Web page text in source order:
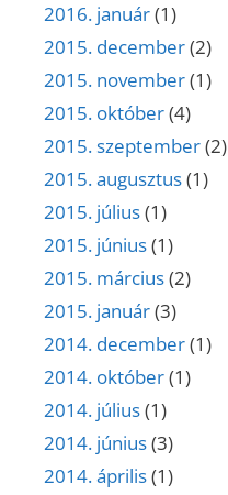
2016. január(1)
2015. december(2)
2015. november(1)
2015. október(4)
2015. szeptember(2)
2015. augusztus(1)
2015. július(1)
2015. június(1)
2015. március(2)
2015. január(3)
2014. december(1)
2014. október(1)
2014. július(1)
2014. június(3)
2014. április(1)